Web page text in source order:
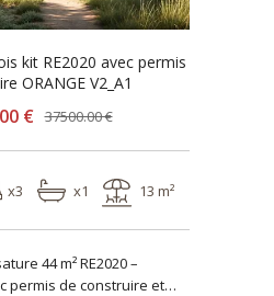
kit RE2020 avec permis
ORANGE V2_A1
€ 37500.00 €
x3 x1 13 m²
44 m² RE2020 –
permis de construire et